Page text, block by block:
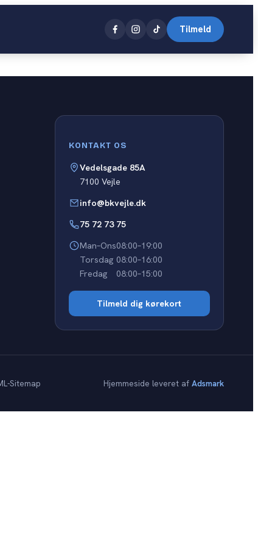
Tilmeld
KONTAKT OS
Vedelsgade 85A
7100 Vejle
info@bkvejle.dk
75 72 73 75
Man–Ons08:00–19:00
Torsdag 08:00–16:00
Fredag
08:00–15:00
Tilmeld dig kørekort
Sitemap Hjemmeside leveret af Adsmark